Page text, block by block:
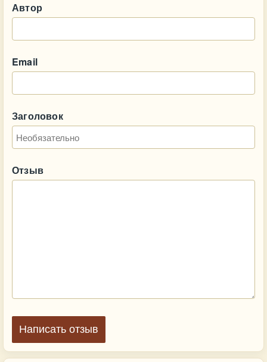
Автор
Email
Заголовок
Отзыв
Написать отзыв